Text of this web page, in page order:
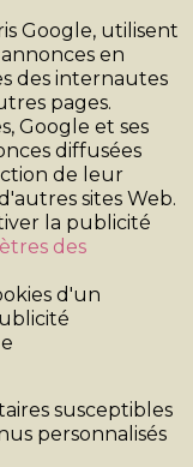
Google, utilisent
en
des internautes
pages.
Google et ses
diffusées
de leur
sites Web.
la publicité
des
d'un
susceptibles
personnalisés